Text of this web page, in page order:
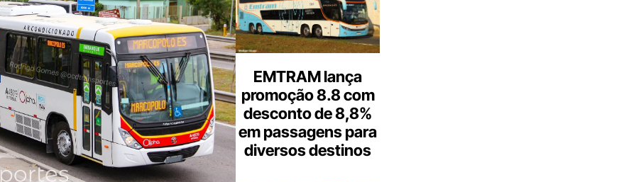
EMTRAM lança
promoção 8.8 com
desconto de 8,8%
em passagens para
diversos destinos
seu
e-
mail